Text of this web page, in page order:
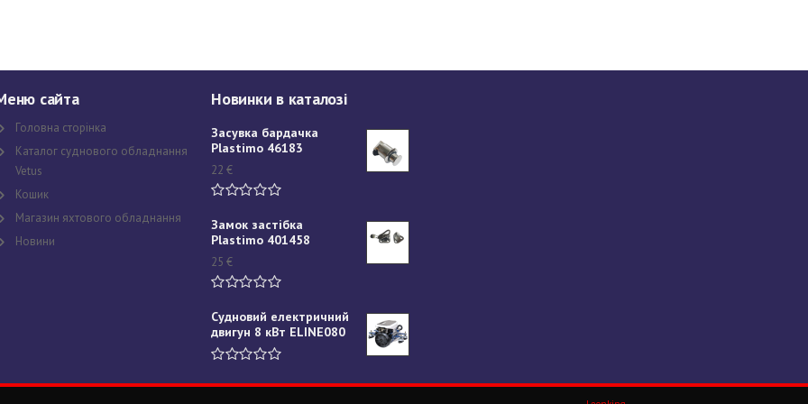
сайта
Головна сторінка
Каталог суднового обладнання
Vetus
Кошик
Магазин яхтового обладнання
Новини
Новинки в каталозі
Засувка бардачка
Plastimo 46183
22 €
Замок застібка
Plastimo 401458
25 €
Судновий електричний
двигун 8 кВт ELINE080